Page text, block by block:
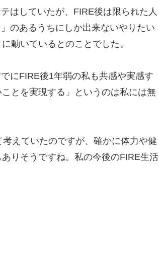
はしていたが、FIRE後は限られた人
のあるうちにしか出来ないやりたい
動いているとのことでした。
にFIRE後1年弱の私も共感や実感す
とを実現する」というのは私には無
えていたのですが、確かに体力や健
りそうですね。私の今後のFIRE生活